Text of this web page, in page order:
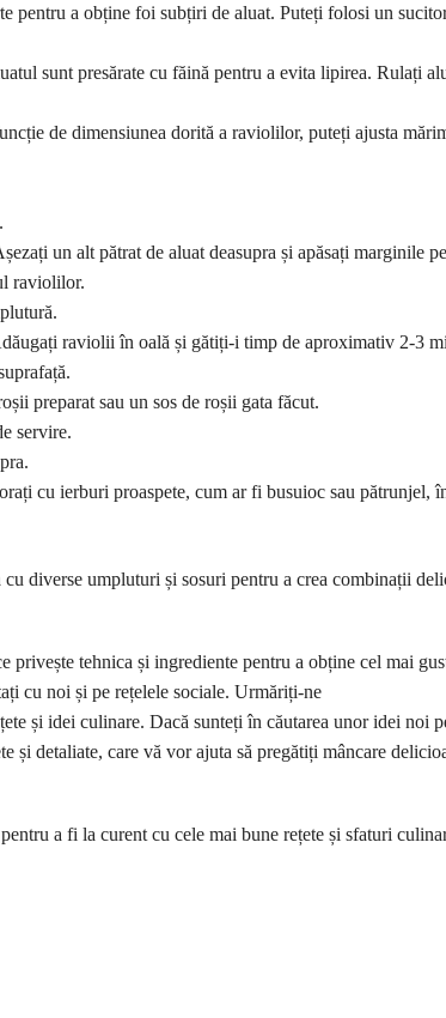
pentru a obține foi subțiri de aluat. Puteți folosi un
sunt presărate cu făină pentru a evita lipirea. Rulați
de dimensiunea dorită a raviolilor, puteți ajusta
un alt pătrat de aluat deasupra și apăsați marginile
raviolilor.
raviolii în oală și gătiți-i timp de aproximativ 2-3
preparat sau un sos de roșii gata făcut.
servire.
cu ierburi proaspete, cum ar fi busuioc sau pătrunjel,
diverse umpluturi și sosuri pentru a crea combinații
tehnica și ingrediente pentru a obține cel mai
cu noi și pe rețelele sociale. Urmăriți-ne
și idei culinare. Dacă sunteți în căutarea unor idei noi
și detaliate, care vă vor ajuta să pregătiți mâncare
a fi la curent cu cele mai bune rețete și sfaturi